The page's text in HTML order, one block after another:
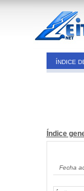
ÍNDICE
Índice
Fecha